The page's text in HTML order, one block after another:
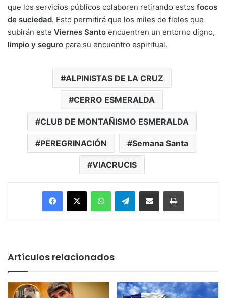
que los servicios públicos colaboren retirando estos focos
de suciedad. Esto permitirá que los miles de fieles que
subirán este Viernes Santo encuentren un entorno digno,
limpio y seguro para su encuentro espiritual.
ALPINISTAS DE LA CRUZ
CERRO ESMERALDA
CLUB DE MONTAÑISMO ESMERALDA
PEREGRINACIÓN Semana Santa
VIACRUCIS
Facebook
X WhatsAppTelegramEnviar vía email Imprimir
Artículos relacionados